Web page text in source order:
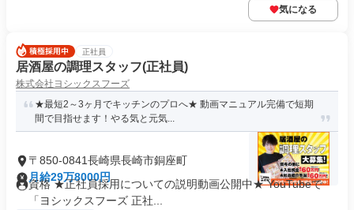
気になる
正社員
居酒屋の調理スタッフ(正社員)
株式会社ヨシックスフーズ
★最短2～3ヶ月でキッチンのプロへ★ 動画マニュアル完備で短期
間で目指せます！やる気と元気...
〒850-0841長崎県長崎市銅座町
月給29万8000円
資格 ★正社員採用についての説明動画公開中★ YouTubeで
「ヨシックスフーズ 正社...